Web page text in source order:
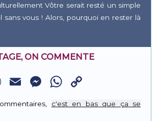
Vôtre serait resté un simple
sans vous ! Alors, pourquoi en rester là
ON COMMENTE
WordPress
EmailMessenger
WhatsApp
Link
c'est en bas que ça se